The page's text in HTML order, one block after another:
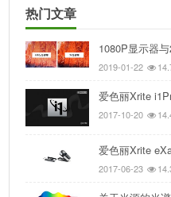
热门文章
1080P显示器
2019-01-22
爱色丽Xrite
2017-10-20
爱色丽Xrite
2017-06-23